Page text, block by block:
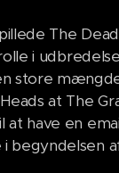
The
i
store
at The
have en
begyndelsen